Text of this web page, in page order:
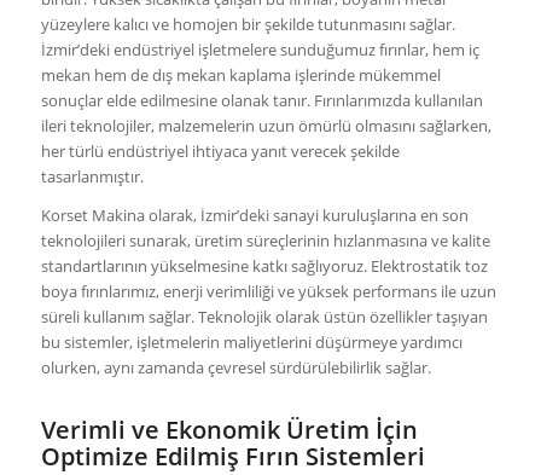
yüzeylere kalıcı ve homojen bir şekilde tutunmasını sağlar.
İzmir’deki endüstriyel işletmelere sunduğumuz fırınlar, hem iç
mekan hem de dış mekan kaplama işlerinde mükemmel
sonuçlar elde edilmesine olanak tanır. Fırınlarımızda kullanılan
ileri teknolojiler, malzemelerin uzun ömürlü olmasını sağlarken,
her türlü endüstriyel ihtiyaca yanıt verecek şekilde
tasarlanmıştır.
Korset Makina olarak, İzmir’deki sanayi kuruluşlarına en son
teknolojileri sunarak, üretim süreçlerinin hızlanmasına ve kalite
standartlarının yükselmesine katkı sağlıyoruz. Elektrostatik toz
boya fırınlarımız, enerji verimliliği ve yüksek performans ile uzun
süreli kullanım sağlar. Teknolojik olarak üstün özellikler taşıyan
bu sistemler, işletmelerin maliyetlerini düşürmeye yardımcı
olurken, aynı zamanda çevresel sürdürülebilirlik sağlar.
Verimli ve Ekonomik Üretim İçin
Optimize Edilmiş Fırın Sistemleri